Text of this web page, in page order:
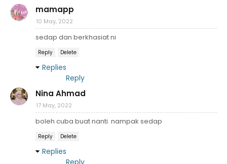
mamapp
10 May, 2022
sedap dan berkhasiat ni
Reply Delete
Replies
Reply
Nina Ahmad
17 May, 2022
boleh cuba buat nanti. nampak sedap
Reply Delete
Replies